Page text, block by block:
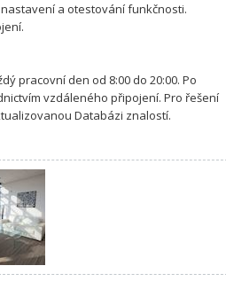
a otestování funkčnosti.
pracovní den od 8:00 do 20:00. Po
vzdáleného připojení. Pro řešení
Databázi znalostí.